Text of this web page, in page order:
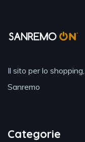
Il sito per lo
Sanremo
Categorie